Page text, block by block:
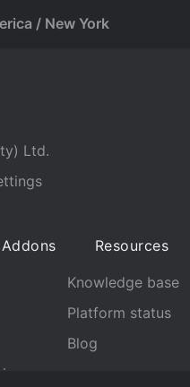
/ New York
Ltd.
Resources
Knowledge base
Platform status
Blog